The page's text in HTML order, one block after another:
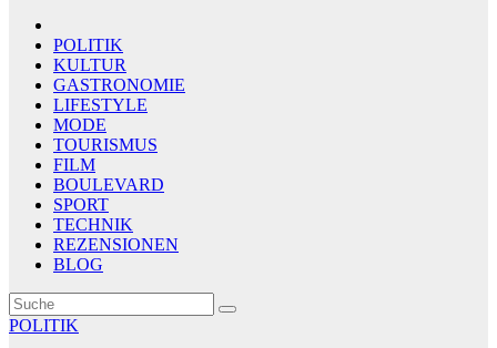
POLITIK
KULTUR
GASTRONOMIE
LIFESTYLE
MODE
TOURISMUS
FILM
BOULEVARD
SPORT
TECHNIK
REZENSIONEN
BLOG
POLITIK